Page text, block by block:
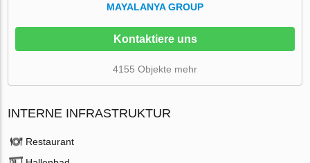
MAYALANYA GROUP
Kontaktiere uns
4155 Objekte mehr
INTERNE INFRASTRUKTUR
Restaurant